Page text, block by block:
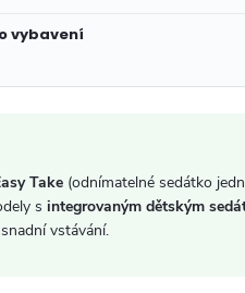
vybavení
Take (odnímatelné sedátko
s integrovaným dětským
vstávání.